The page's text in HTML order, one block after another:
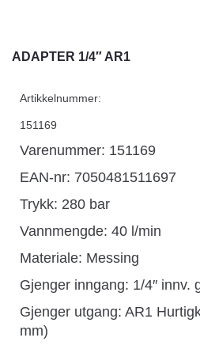
ADAPTER 1/4″ AR1
Artikkelnummer:
151169
Varenummer: 151169
EAN-nr: 7050481511697
Trykk: 280 bar
Vannmengde: 40 l/min
Materiale: Messing
Gjenger inngang: 1/4″ innv.
Gjenger utgang: AR1
mm)